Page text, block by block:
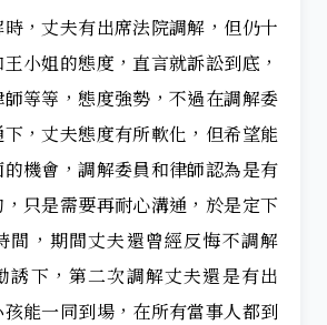
，丈夫有出席法院調解，但仍十
小姐的態度，直言就訴訟到底，
師等等，態度強勢，不過在調解委
，丈夫態度有所軟化，但希望能
機會，調解委員和律師認為是有
只是需要再耐心溝通，於是定下
間，期間丈夫還曾經反悔不調解
誘下，第二次調解丈夫還是有出
能一同到場，在所有當事人都到